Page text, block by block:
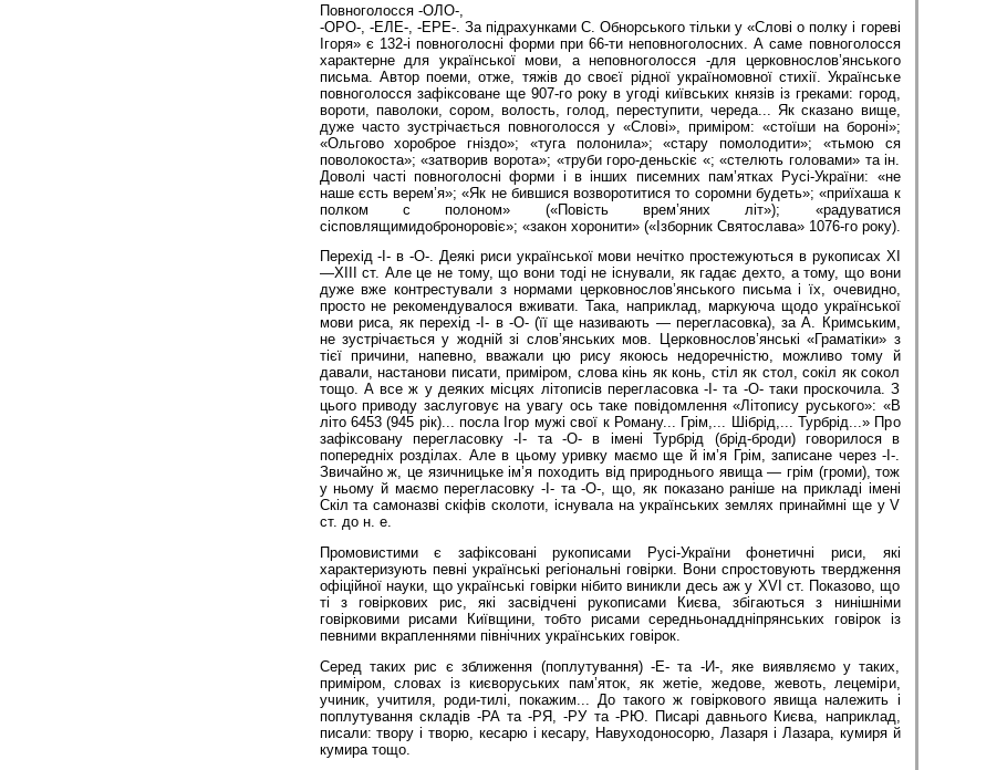
Повноголосся -ОЛО-,
-ОРО-, -ЕЛЕ-, -ЕРЕ-. За підрахунками С. Обнорського тільки у «Слові о полку і гореві
Ігоря» є 132-і повноголосні форми при 66-ти неповноголосних. А саме повноголосся
характерне для української мови, а неповноголосся -для церковнослов’янського
письма. Автор поеми, отже, тяжів до своєї рідної україномовної стихії. Українське
повноголосся зафіксоване ще 907-го року в угоді київських князів із греками: город,
вороти, паволоки, сором, волость, голод, переступити, череда... Як сказано вище,
дуже часто зустрічається повноголосся у «Слові», приміром: «стоїши на бороні»;
«Ольгово хороброе гніздо»; «туга полонила»; «стару помолодити»; «тьмою ся
поволокоста»; «затворив ворота»; «труби горо-деньскіє «; «стелють головами» та ін.
Доволі часті повноголосні форми і в інших писемних пам’ятках Русі-України: «не
наше єсть верем’я»; «Як не бившися возворотитися то соромни будеть»; «приїхаша к
полком с полоном» («Повість врем’яних літ»); «радуватися
сісповлящимидоброноровіє»; «закон хоронити» («Ізборник Святослава» 1076-го року).
Перехід -І- в -О-. Деякі риси української мови нечітко простежуються в рукописах ХІ
—ХІІІ ст. Але це не тому, що вони тоді не існували, як гадає дехто, а тому, що вони
дуже вже контрестували з нормами церковнослов’янського письма і їх, очевидно,
просто не рекомендувалося вживати. Така, наприклад, маркуюча щодо української
мови риса, як перехід -І- в -О- (її ще називають — перегласовка), за А. Кримським,
не зустрічається у жодній зі слов’янських мов. Церковнослов’янські «Граматіки» з
тієї причини, напевно, вважали цю рису якоюсь недоречністю, можливо тому й
давали, настанови писати, приміром, слова кінь як конь, стіл як стол, сокіл як сокол
тощо. А все ж у деяких місцях літописів перегласовка -І- та -О- таки проскочила. З
цього приводу заслуговує на увагу ось таке повідомлення «Літопису руського»: «В
літо 6453 (945 рік)... посла Ігор мужі свої к Роману... Грім,... Шібрід,... Турбрід...» Про
зафіксовану перегласовку -І- та -О- в імені Турбрід (брід-броди) говорилося в
попередніх розділах. Але в цьому уривку маємо ще й ім’я Грім, записане через -І-.
Звичайно ж, це язичницьке ім’я походить від природнього явища — грім (громи), тож
у ньому й маємо перегласовку -І- та -О-, що, як показано раніше на прикладі імені
Скіл та самоназві скіфів сколоти, існувала на українських землях принаймні ще у V
ст. до н. е.
Промовистими є зафіксовані рукописами Русі-України фонетичні риси, які
характеризують певні українські регіональні говірки. Вони спростовують твердження
офіційної науки, що українські говірки нібито виникли десь аж у XVI ст. Показово, що
ті з говіркових рис, які засвідчені рукописами Києва, збігаються з нинішніми
говірковими рисами Київщини, тобто рисами середньонаддніпрянських говірок із
певними вкрапленнями північних українських говірок.
Серед таких рис є зближення (поплутування) -Е- та -И-, яке виявляємо у таких,
приміром, словах із києворуських пам’яток, як жетіе, жедове, жевоть, лецеміри,
учиник, учитиля, роди-тилі, покажим... До такого ж говіркового явища належить і
поплутування складів -РА та -РЯ, -РУ та -РЮ. Писарі давнього Києва, наприклад,
писали: твору і творю, кесарю і кесару, Навуходоносорю, Лазаря і Лазара, кумиря й
кумира тощо.